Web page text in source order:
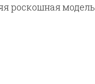
роскошная модель